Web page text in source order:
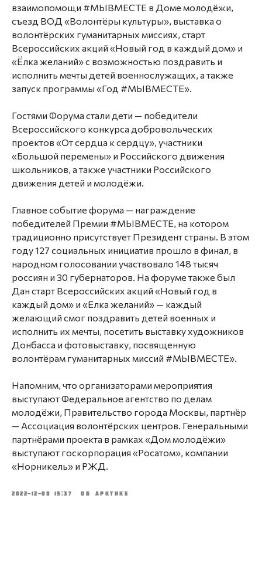
взаимопомощи #МЫВМЕСТЕ в Доме молодёжи,
съезд ВОД «Волонтёры культуры», выставка о
волонтёрских гуманитарных миссиях, старт
Всероссийских акций «Новый год в каждый дом» и
«Ёлка желаний» с возможностью поздравить и
исполнить мечты детей военнослужащих, а также
запуск программы «Год #MЫВМЕСТЕ».
Гостями Форума стали дети — победители
Всероссийского конкурса добровольческих
проектов «От сердца к сердцу», участники
«Большой перемены» и Российского движения
школьников, а также участники Российского
движения детей и молодёжи.
Главное событие форума — награждение
победителей Премии #МЫВМЕСТЕ, на котором
традиционно присутствует Президент страны. В этом
году 127 социальных инициатив прошло в финал, в
народном голосовании участвовало 148 тысяч
россиян и 30 губернаторов. На форуме также был
Дан старт Всероссийских акций «Новый год в
каждый дом» и «Елка желаний» — каждый
желающий смог поздравить детей военных и
исполнить их мечты, посетить выставку художников
Донбасса и фотовыставку, посвященную
волонтёрам гуманитарных миссий #МЫВМЕСТЕ».
Напомним, что организаторами мероприятия
выступают Федеральное агентство по делам
молодёжи, Правительство города Москвы, партнёр
— Ассоциация волонтёрских центров. Генеральными
партнёрами проекта в рамках «Дом молодёжи»
выступают госкорпорация «Росатом», компании
«Норникель» и РЖД.
2022-12-08 15:37 ОБ АРКТИКЕ